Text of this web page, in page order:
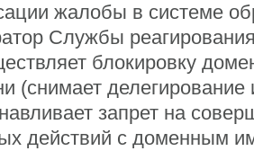
жалобы в системе
Службы
блокировку
(снимает делегирование
запрет на
действий с доменным